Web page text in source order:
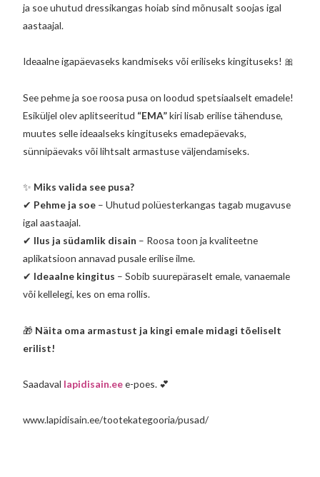
ja soe uhutud dressikangas hoiab sind mõnusalt soojas igal
aastaajal.
Ideaalne igapäevaseks kandmiseks või eriliseks kingituseks! 🎀
See pehme ja soe roosa pusa on loodud spetsiaalselt emadele!
Esiküljel olev aplitseeritud “EMA”kiri lisab erilise tähenduse,
muutes selle ideaalseks kingituseks emadepäevaks,
sünnipäevaks või lihtsalt armastuse väljendamiseks.
✨ Miks valida see pusa?
✔ Pehme ja soe – Uhutud polüesterkangas tagab mugavuse
igal aastaajal.
✔ Ilus ja südamlik disain – Roosa toon ja kvaliteetne
aplikatsioon annavad pusale erilise ilme.
✔ Ideaalne kingitus – Sobib suurepäraselt emale, vanaemale
või kellelegi, kes on ema rollis.
🎁 Näita oma armastust ja kingi emale midagi tõeliselt
erilist!
Saadaval lapidisain.eee-poes. 💕
www.lapidisain.ee/tootekategooria/pusad/